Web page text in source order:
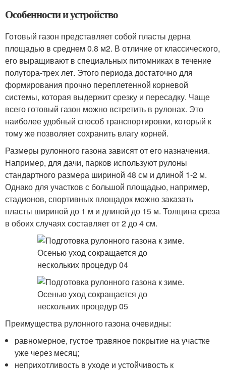
Особенности и устройство
Готовый газон представляет собой пласты дерна
площадью в среднем 0.8 м2. В отличие от классического,
его выращивают в специальных питомниках в течение
полутора-трех лет. Этого периода достаточно для
формирования прочно переплетенной корневой
системы, которая выдержит срезку и пересадку. Чаще
всего готовый газон можно встретить в рулонах. Это
наиболее удобный способ транспортировки, который к
тому же позволяет сохранить влагу корней.
Размеры рулонного газона зависят от его назначения.
Например, для дачи, парков используют рулоны
стандартного размера шириной 48 см и длиной 1-2 м.
Однако для участков с большой площадью, например,
стадионов, спортивных площадок можно заказать
пласты шириной до 1 м и длиной до 15 м. Толщина среза
в обоих случаях составляет от 2 до 4 см.
Преимущества рулонного газона очевидны:
равномерное, густое травяное покрытие на участке
уже через месяц;
неприхотливость в уходе и устойчивость к